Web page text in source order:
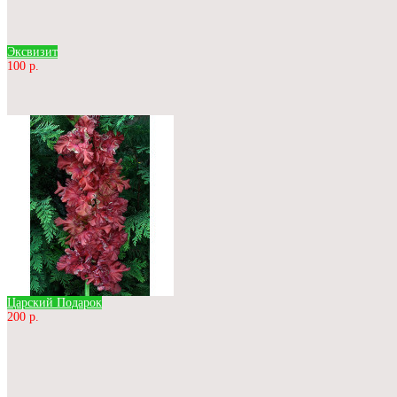
Эксвизит
100 р.
Царский Подарок
200 р.